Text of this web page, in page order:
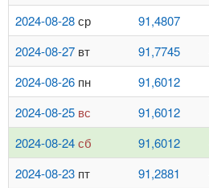
2024-08-28ср 91,4807
2024-08-27 вт 91,7745
2024-08-26 пн 91,6012
2024-08-25 вс 91,6012
2024-08-24сб 91,6012
2024-08-23 пт 91,2881